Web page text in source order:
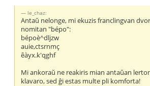
le_chaz:
Antaŭ nelonge, mi ekuzis franclingvan
nomitan "bépo":
bépoè^dljzw
auie,ctsrnmç
êàyx.k'qghf
Mi ankoraŭ ne reakiris mian antaŭan
klavaro, sed ĝi estas multe pli komforta!